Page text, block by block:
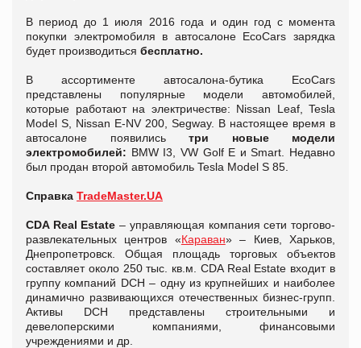
В период до 1 июля 2016 года и один год с момента
покупки электромобиля в автосалоне EcoCars зарядка
будет производиться бесплатно.
В ассортименте автосалона-бутика EcoCars
представлены популярные модели автомобилей,
которые работают на электричестве: Nissan Leaf, Tesla
Model S, Nissan E-NV 200, Segway. В настоящее время в
автосалоне появились три новые модели
электромобилей: BMW I3, VW Golf E и Smart. Недавно
был продан второй автомобиль Tesla Model S 85.
Справка TradeMaster.UA
CDA Real Estate – управляющая компания сети торгово-
развлекательных центров «Караван» – Киев, Харьков,
Днепропетровск. Общая площадь торговых объектов
составляет около 250 тыс. кв.м. CDA Real Estate входит в
группу компаний DCH – одну из крупнейших и наиболее
динамично развивающихся отечественных бизнес-групп.
Активы DCH представлены строительными и
девелоперскими компаниями, финансовыми
учреждениями и др.